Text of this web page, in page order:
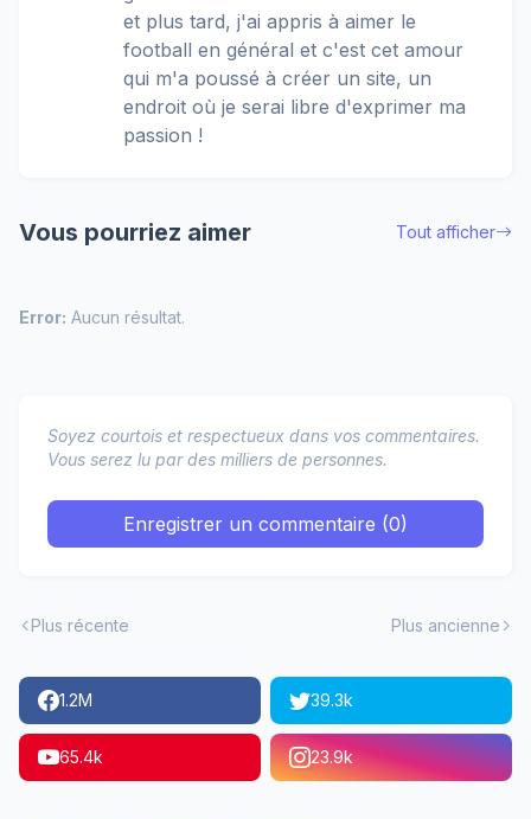
et plus tard, j'ai appris à aimer le
football en général et c'est cet amour
qui m'a poussé à créer un site, un
endroit où je serai libre d'exprimer ma
passion !
Vous pourriez aimer Tout afficher
Error: Aucun résultat.
Soyez courtois et respectueux dans vos commentaires.
Vous serez lu par des milliers de personnes.
Enregistrer un commentaire (0)
Plus récente Plus ancienne
1.2M 39.3k
65.4k 23.9k